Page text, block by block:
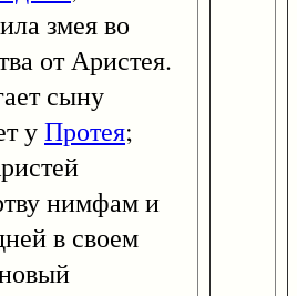
змея во
от Аристея.
сыну
уПротея;
нимфам и
в своем